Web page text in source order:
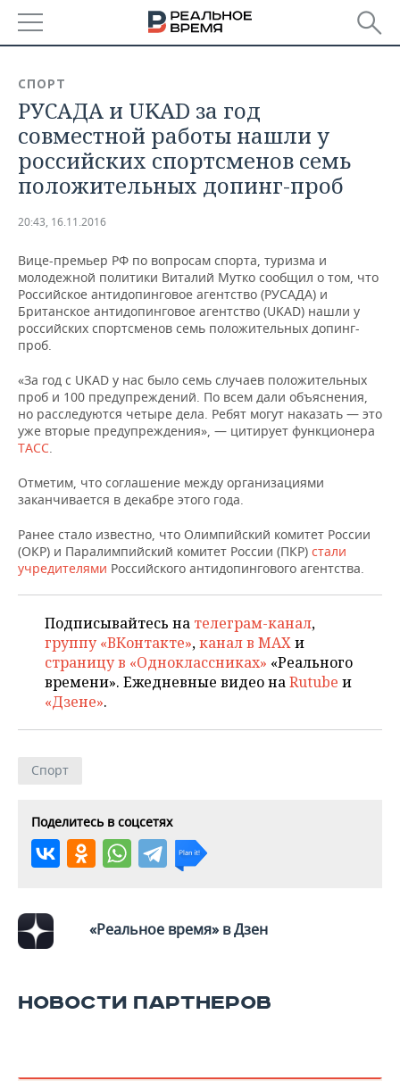
БАШКОРТОСТАН
ТАТАРСТАН
УДМУРТИЯ
НОВОСТИ
АНАЛИТИКА
НОВОСТИ АНАЛИТИКИ
ДЕКЛАРАЦИИ О ДОХОДАХ
КОРОЛИ ГОСЗАКАЗА ПФО
ВУЗЫ ТАТАРСТАНА
КОМУ ПРИНАДЛЕЖАТ
ТАТАРСТАНА
ЭКОНОМИКА
НОВОСТИ ЭКОНОМИКИ
ФИНАНСЫ
БАНКИ
БЮДЖЕТ
ИНВЕСТИЦИИ
ПРОМЫШЛЕННОСТЬ
НОВОСТИ
ПРОМЫШЛЕННОСТИ
АГРОПРОМ
НЕФТЕХИМИЯ
НЕФТЬ
ОПК
ЭНЕРГЕТИКА
НЕДВИЖИМОСТЬ
НОВОСТИ НЕДВИЖИМОСТИ
АВТО
НОВОСТИ АВТО
БИЗНЕС
НОВОСТИ БИЗНЕСА
РОЗНИЧНАЯ ТОРГОВЛЯ
ТРАНСПОРТ
ТЕХНОЛОГИИ
НОВОСТИ ТЕХНОЛОГИЙ
IT
ТЕЛЕКОММУНИКАЦИИ
МЕРОПРИЯТИЯ
НОВОСТИ МЕРОПРИЯТИЙ
БИЗНЕС-БРАНЧИ
ONLINE-КОНФЕРЕНЦИИ
ОТКРЫТАЯ ЛЕКЦИЯ
СПОРТ
ФУТБОЛ
ХОККЕЙ
БАСКЕТБОЛ
ВОЛЕЙБОЛ
ФИГУРНОЕ КАТАНИЕ
ХОККЕЙ С МЯЧОМ
НОВОСТИ ОБЩЕСТВА
ВЛАСТЬ
ИНФРАСТРУКТУРА
ИСТОРИЯ
МЕДИЦИНА
ПРОИСШЕСТВИЯ
ФОТОГАЛЕРЕЯ
СЮЖЕТЫ
СПРАВОЧНИК
СПИСОК ПЕРСОН
ПОЛНАЯ ВЕРСИЯ
СПОРТ
РУСАДА и UKAD за год
совместной работы нашли у
российских спортсменов семь
положительных допинг-проб
20:43, 16.11.2016
Вице-премьер РФ по вопросам спорта, туризма и
молодежной политики Виталий Мутко сообщил о том, что
Российское антидопинговое агентство (РУСАДА) и
Британское антидопинговое агентство (UKAD) нашли у
российских спортсменов семь положительных допинг-
проб.
«За год с UKAD у нас было семь случаев положительных
проб и 100 предупреждений. По всем дали объяснения,
но расследуются четыре дела. Ребят могут наказать — это
уже вторые предупреждения», — цитирует функционера
ТАСС.
Отметим, что соглашение между организациями
заканчивается в декабре этого года.
Ранее стало известно, что Олимпийский комитет России
(ОКР) и Паралимпийский комитет России (ПКР) стали
учредителями Российского антидопингового агентства.
Подписывайтесь на телеграм-канал,
группу «ВКонтакте»,канал в MAXи
страницу в «Одноклассниках» «Реального
времени». Ежедневные видео наRutube и
«Дзене».
Спорт
Поделитесь в соцсетях
«Реальное время» в Дзен
НОВОСТИ ПАРТНЕРОВ